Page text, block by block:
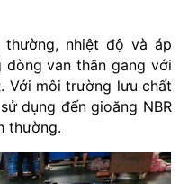
nhiệt độ và áp
van thân gang với
Với môi trường lưu chất
dụng đến gioăng NBR
thường.